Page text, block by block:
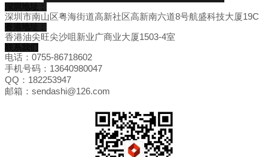
深圳市南山区粤海街道高新社区高新南六道8号航盛科技大厦19C
香港油尖旺尖沙咀新业广商业大厦1503-4室
电话：0755-86718602
手机号码：13640980047
QQ：182253947
邮箱：sendashi@126.com